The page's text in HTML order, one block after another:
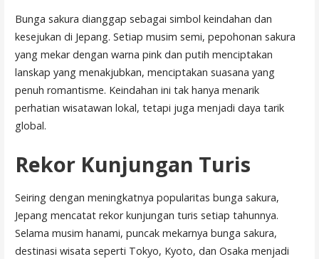
Bunga sakura dianggap sebagai simbol keindahan dan
kesejukan di Jepang. Setiap musim semi, pepohonan sakura
yang mekar dengan warna pink dan putih menciptakan
lanskap yang menakjubkan, menciptakan suasana yang
penuh romantisme. Keindahan ini tak hanya menarik
perhatian wisatawan lokal, tetapi juga menjadi daya tarik
global.
Rekor Kunjungan Turis
Seiring dengan meningkatnya popularitas bunga sakura,
Jepang mencatat rekor kunjungan turis setiap tahunnya.
Selama musim hanami, puncak mekarnya bunga sakura,
destinasi wisata seperti Tokyo, Kyoto, dan Osaka menjadi